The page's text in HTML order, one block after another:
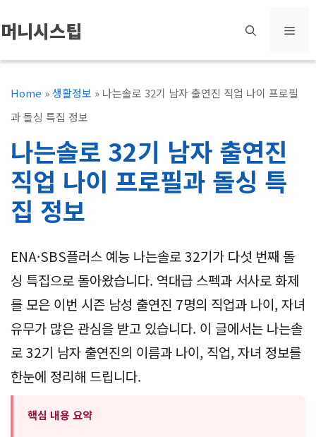
텐
츠
머니시스팁 메
Home »생활정보 » 나는솔로 32기 남자 출연진 직업 나이 프로필
과 돌싱 특집 정보
나는솔로 32기 남자 출연진
직업 나이 프로필과 돌싱 특
집 정보
ENA·SBS플러스 예능 나는솔로 32기가 다섯 번째 돌
싱 특집으로 돌아왔습니다. 역대급 스펙과 서사로 화제
를 모은 이번 시즌 남성 출연진 7명의 직업과 나이, 자녀
유무가 많은 관심을 받고 있습니다. 이 글에서는 나는솔
로 32기 남자 출연진의 이름과 나이, 직업, 자녀 정보를
한눈에 정리해 드립니다.
핵심 내용 요약